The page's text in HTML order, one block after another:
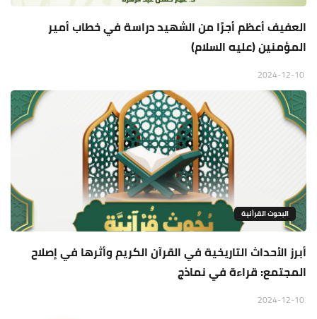
العفيف أعظم أجرًا من الشهيد دراسة في خطاب أمير
المؤمنين (عليه السلام)
البحوث القرأنية
أبرز الأحداث التاريخية في القرآن الكريم وأثرها في إصلاح
المجتمع: قراءة في نماذج